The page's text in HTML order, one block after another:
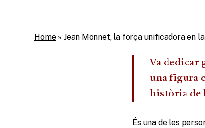
Home » Jean Monnet, la força unificadora en
Va dedicar
una figura
història de
És una de les